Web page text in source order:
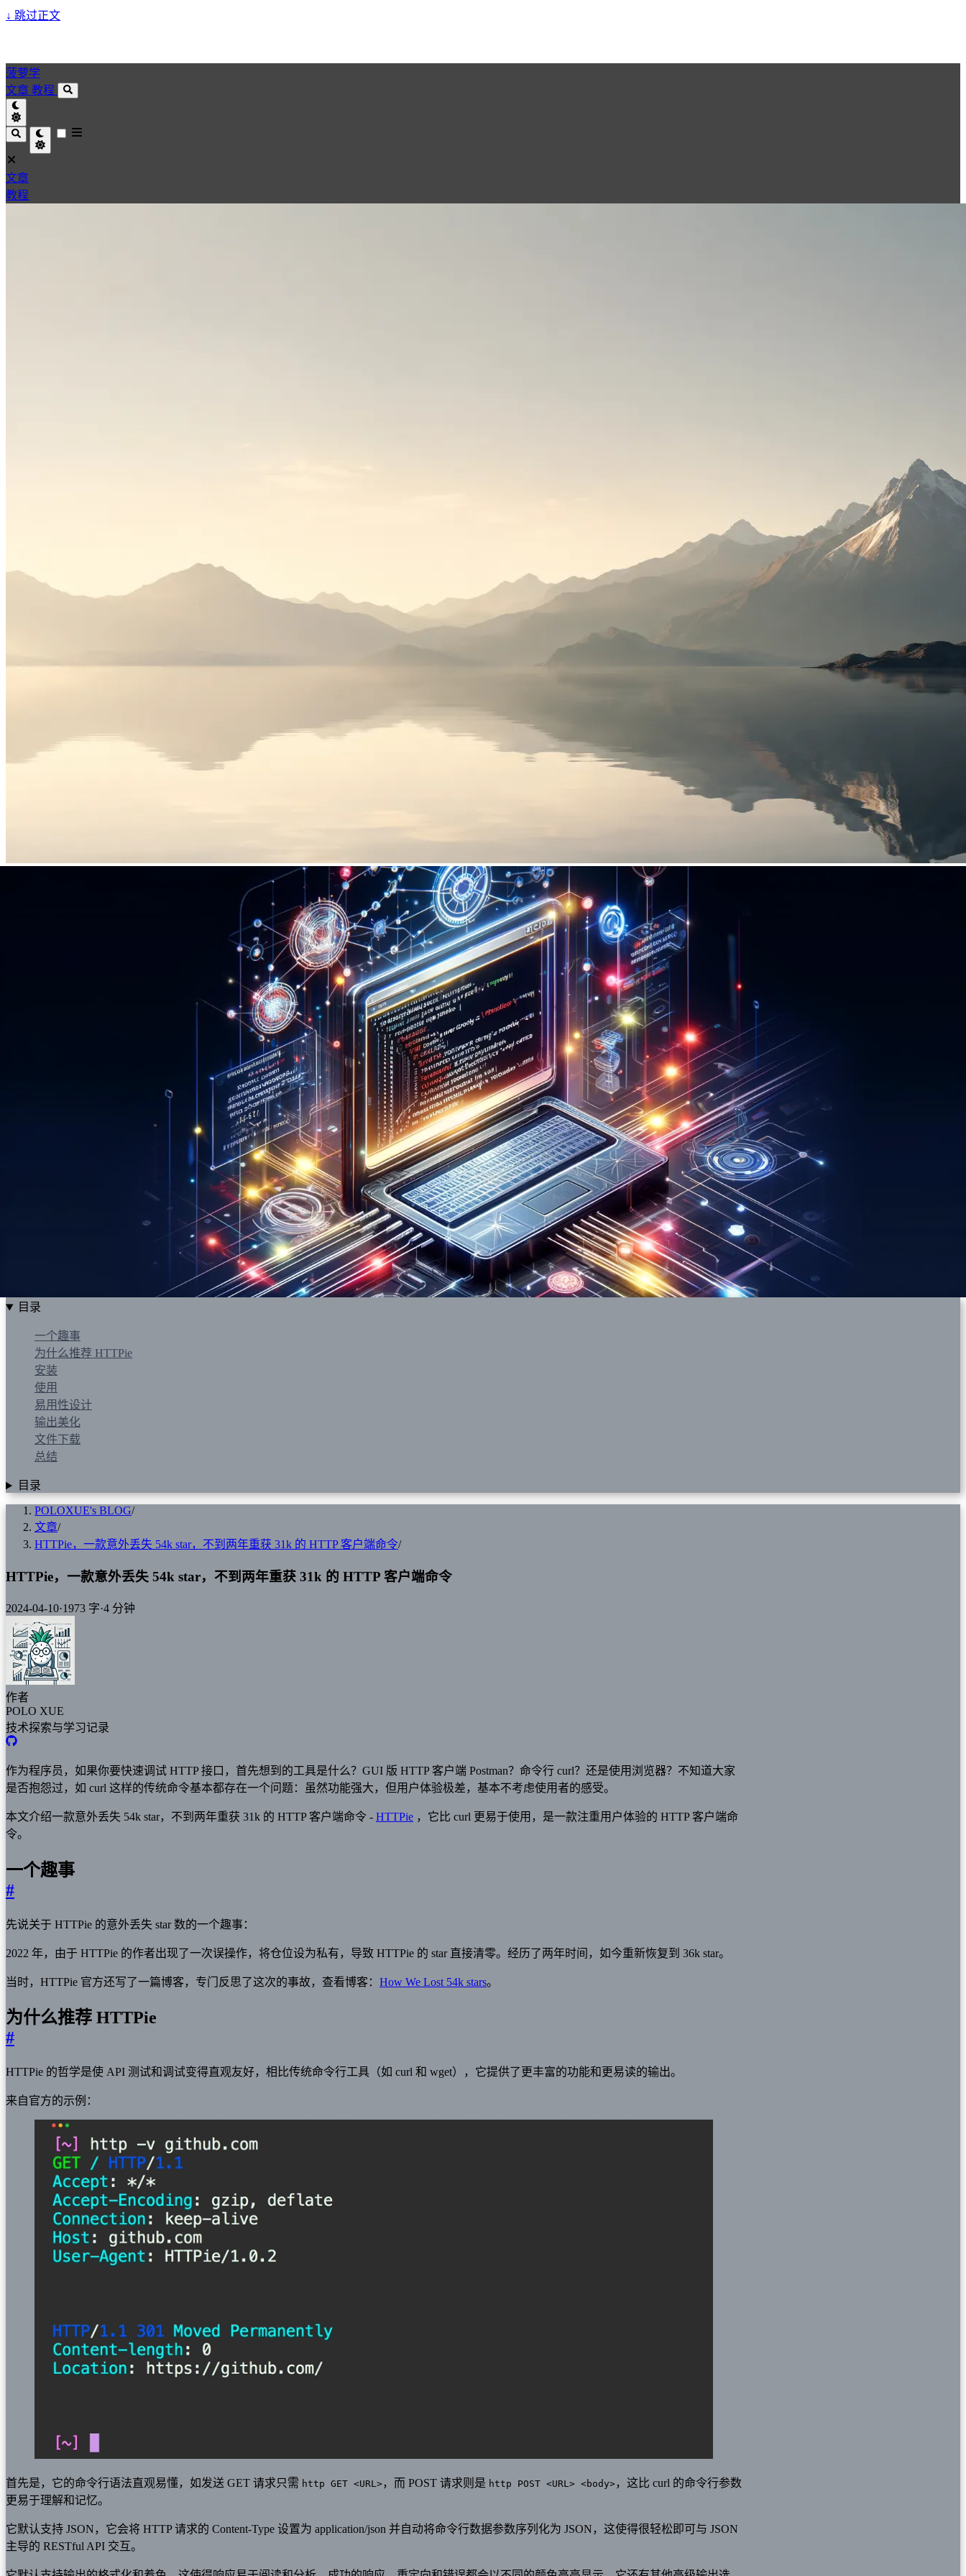
↓ 跳过正文
菠萝学
文章 教程
文章
教程
目录
一个趣事
为什么推荐 HTTPie
安装
使用
易用性设计
输出美化
文件下载
总结
目录
POLOXUE's BLOG/
文章/
HTTPie，一款意外丢失 54k star，不到两年重获 31k 的 HTTP 客户端命令/
HTTPie，一款意外丢失 54k star，不到两年重获 31k 的 HTTP 客户端命令
2024-04-10·1973 字·4 分钟
作者
POLO XUE
技术探索与学习记录
作为程序员，如果你要快速调试 HTTP 接口，首先想到的工具是什么？GUI 版 HTTP 客户端 Postman？命令行 curl？还是使用浏览器？不知道大家
是否抱怨过，如 curl 这样的传统命令基本都存在一个问题：虽然功能强大，但用户体验极差，基本不考虑使用者的感受。
本文介绍一款意外丢失 54k star，不到两年重获 31k 的 HTTP 客户端命令 - HTTPie ，它比 curl 更易于使用，是一款注重用户体验的 HTTP 客户端命
令。
一个趣事
#
先说关于 HTTPie 的意外丢失 star 数的一个趣事：
2022 年，由于 HTTPie 的作者出现了一次误操作，将仓位设为私有，导致 HTTPie 的 star 直接清零。经历了两年时间，如今重新恢复到 36k star。
当时，HTTPie 官方还写了一篇博客，专门反思了这次的事故，查看博客： How We Lost 54k stars。
为什么推荐 HTTPie
#
HTTPie 的哲学是使 API 测试和调试变得直观友好，相比传统命令行工具（如 curl 和 wget），它提供了更丰富的功能和更易读的输出。
来自官方的示例：
首先是，它的命令行语法直观易懂，如发送 GET 请求只需 http GET <URL> ，而 POST 请求则是 http POST <URL> <body> ，这比 curl 的命令行参数
更易于理解和记忆。
它默认支持 JSON，它会将 HTTP 请求的 Content-Type 设置为 application/json 并自动将命令行数据参数序列化为 JSON，这使得很轻松即可与 JSON
主导的 RESTful API 交互。